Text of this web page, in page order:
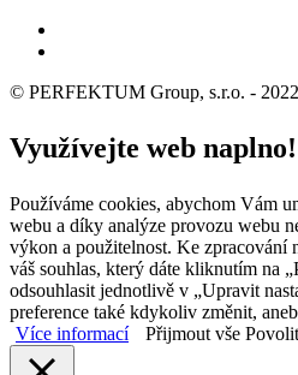
© PERFEKTUM Group, s.r.o. -
Využívejte web naplno!
Používáme cookies, abychom Vám
webu a díky analýze provozu webu
výkon a použitelnost. Ke zpracování
váš souhlas, který dáte kliknutím na
odsouhlasit jednotlivě v „Upravit
preference také kdykoliv změnit,
Více informací
Přijmout vše